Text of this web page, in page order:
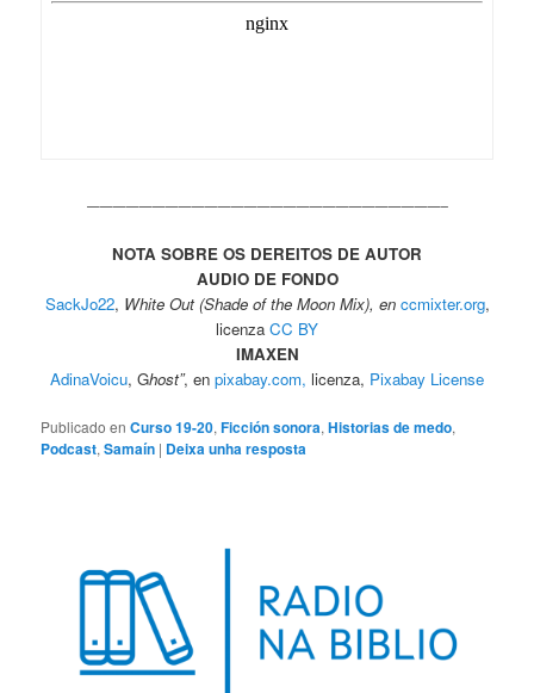
———————————————————————————–
NOTA SOBRE OS DEREITOS DE AUTOR
AUDIO DE FONDO
SackJo22, White Out (Shade of the Moon Mix), en ccmixter.org,
licenza CC BY
IMAXEN
AdinaVoicu, Ghost”, en pixabay.com, licenza, Pixabay License
Publicado en Curso 19-20,Ficción sonora,Historias de medo,
Podcast,Samaín | Deixa unha resposta